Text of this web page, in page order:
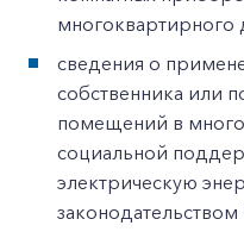
многоквартирного
сведения о
собственника или
помещений в
социальной
электрическую